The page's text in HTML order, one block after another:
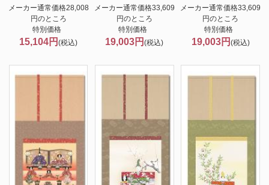
メーカー通常価格28,008
円のところ
特別価格
15,104円(税込)
メーカー通常価格33,609
円のところ
特別価格
19,003円(税込)
メーカー通常価格33,609
円のところ
特別価格
19,003円 (税込)